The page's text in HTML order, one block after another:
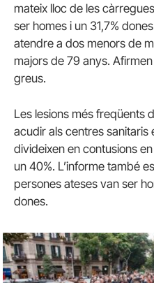
mateix lloc de les
ser homes i un 31,7%
atendre a dos menors de
majors de 79 anys.
greus.
Les lesions més freqüents
acudir als centres sanitaris
divideixen en contusions
un 40%. L’informe també
persones ateses van ser
dones.